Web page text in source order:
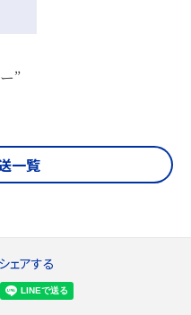
”
一覧
ェアする